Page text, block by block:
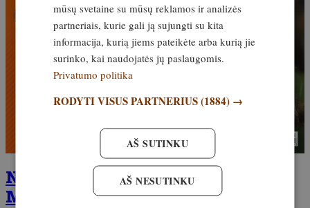
Naujausias žurnalo priedas –
MEDŽIOKLINIS ŠUO
mūsų svetaine su mūsų reklamos ir analizės
partneriais, kurie gali ją sujungti su kita
informacija, kurią jiems pateikėte arba kurią jie
surinko, kai naudojatės jų paslaugomis.
Privatumo politika
RODYTI VISUS PARTNERIUS(1884) →
AŠ SUTINKU
AŠ NESUTINKU